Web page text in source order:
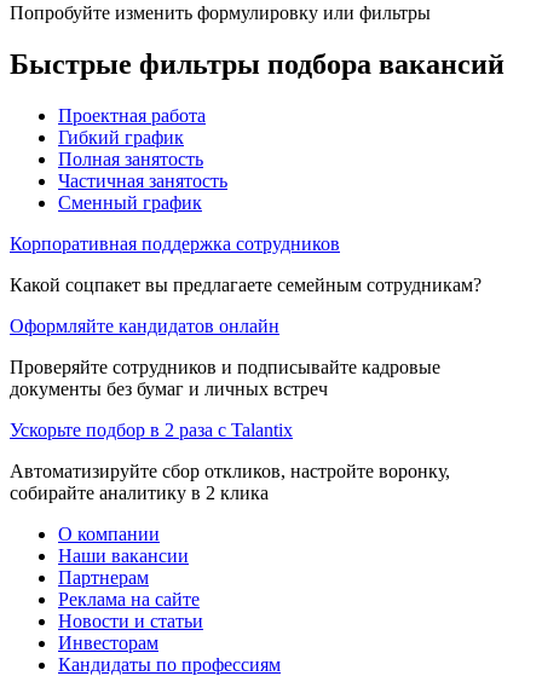
Попробуйте изменить формулировку или фильтры
Быстрые фильтры подбора вакансий
Проектная работа
Гибкий график
Полная занятость
Частичная занятость
Сменный график
Корпоративная поддержка сотрудников
Какой соцпакет вы предлагаете семейным сотрудникам?
Оформляйте кандидатов онлайн
Проверяйте сотрудников и подписывайте кадровые
документы без бумаг и личных встреч
Ускорьте подбор в 2 раза с Talantix
Автоматизируйте сбор откликов, настройте воронку,
собирайте аналитику в 2 клика
О компании
Наши вакансии
Партнерам
Реклама на сайте
Новости и статьи
Инвесторам
Кандидаты по профессиям